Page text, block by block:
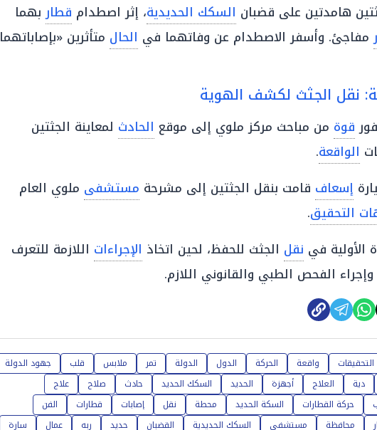
هامدتين على قضبان السكك الحديدية، إثر اصطدام قطاربهما
مفاجئ. وأسفر الاصطدام عن وفاتهما في الحال متأثرين «بإصاباتهما
نقل الجثث لكشف الهوية
قوة من مباحث مركز ملوي إلى موقع الحادث لمعاينة الجثتين
الواقعة.
إسعاف قامت بنقل الجثتين إلى مشرحة مستشفى ملوي العام
التحقيق.
الأولية في نقل الجثث للحفظ، لحين اتخاذ الإجراءات اللازمة للتعرف
الفحص الطبي والقانوني اللازم.
التحقيقات واقعة الحركة الدول الدولة تمر ملابس قلب
جهود الدولة
دية العلاج أجهزة الحديد السكك الحديد حادث صلاح
علاج
حركة القطارات السكة الحديد محطة نقل إصابات قطارات
الفن
محافظة مستشفي السكك الحديدية القضبان حديد ربه عمال سارة